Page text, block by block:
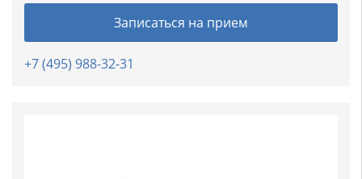
Записаться на прием
+7 (495) 988-32-31